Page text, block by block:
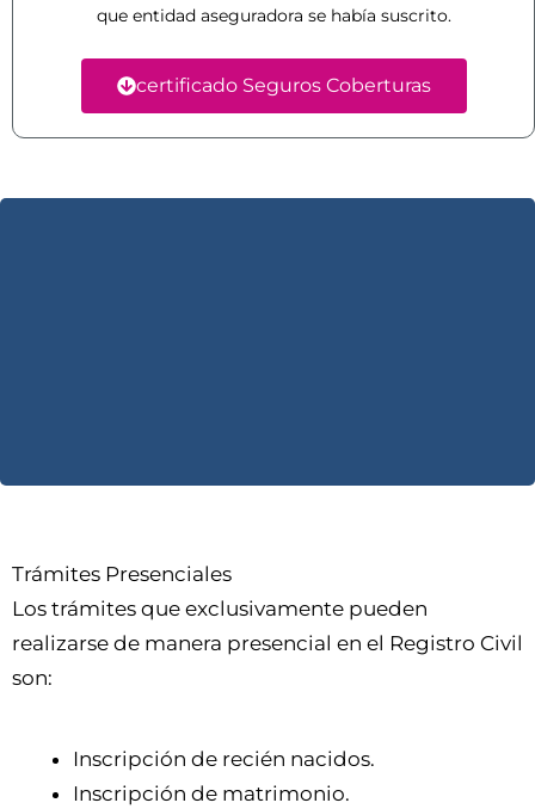
que entidad aseguradora se había suscrito.
certificado Seguros Coberturas
Trámites Presenciales
Los trámites que exclusivamente pueden
realizarse de manera presencial en el Registro Civil
son:
Inscripción de recién nacidos.
Inscripción de matrimonio.